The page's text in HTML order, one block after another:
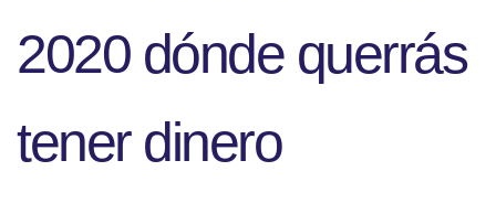
2020 dónde querrás
tener dinero